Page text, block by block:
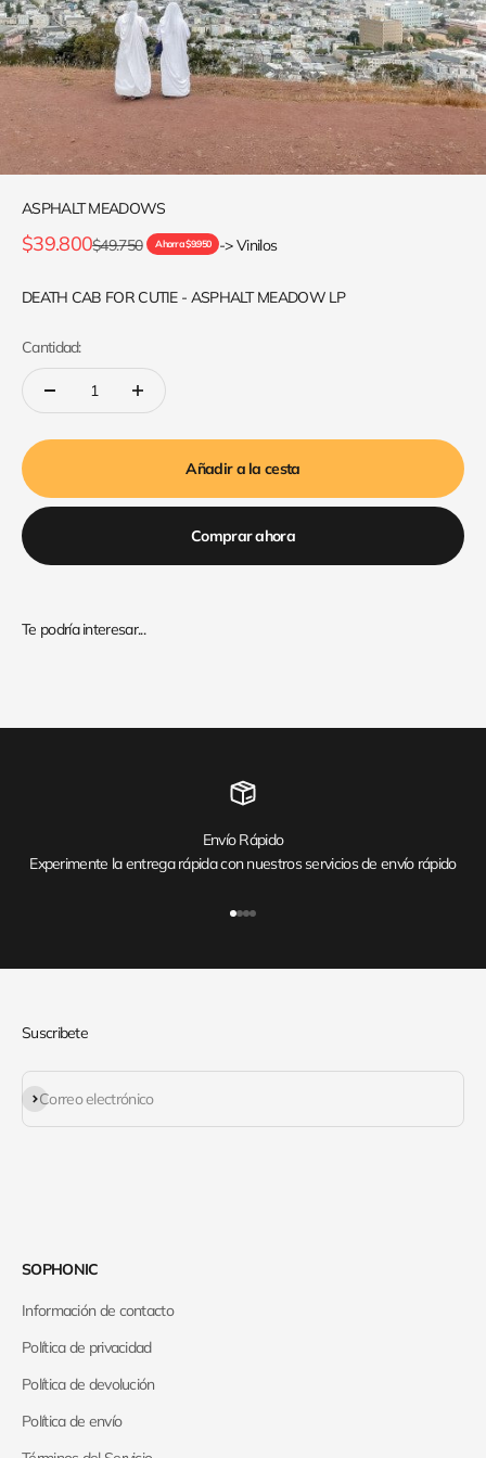
ASPHALT MEADOWS
Precio de oferta
$39.800Precio normal
$49.750 Ahorra $9.950 -> Vinilos
DEATH CAB FOR CUTIE - ASPHALT MEADOW LP
Cantidad:
Añadir a la cesta
Comprar ahora
Envío Rápido
Experimente la entrega rápida con nuestros servicios de envío rápido
Suscribete
Correo electrónico
Suscribirse
SOPHONIC
Información de contacto
Política de privacidad
Política de devolución
Política de envío